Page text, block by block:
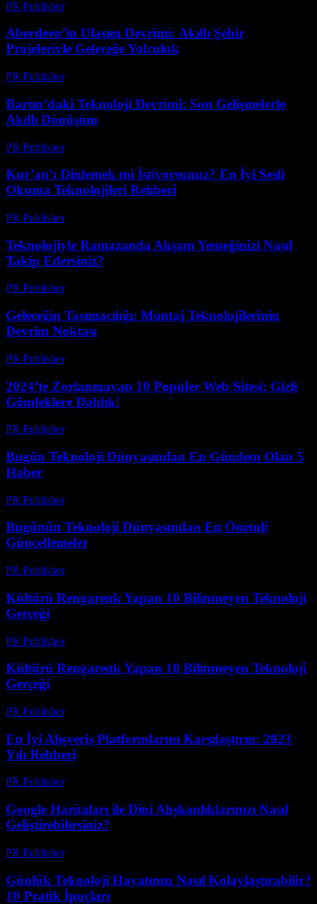
PR Publisher-
Aberdeen’in Ulaşım Devrimi: Akıllı Şehir
Projeleriyle Geleceğe Yolculuk
PR Publisher-
Bartın’daki Teknoloji Devrimi: Son Gelişmelerle
Akıllı Dönüşüm
PR Publisher-
Kur’an’ı Dinlemek mi İstiyorsunuz? En İyi Sesli
Okuma Teknolojileri Rehberi
PR Publisher-
Teknolojiyle Ramazanda Akşam Yemeğinizi Nasıl
Takip Edersiniz?
PR Publisher-
Geleceğin Taşımacılığı: Montaj Teknolojilerinin
Devrim Noktası
PR Publisher-
2024’te Zorlanmayan 10 Popüler Web Sitesi: Gizli
Gömleklere Daldık!
PR Publisher-
Bugün Teknoloji Dünyasından En Gündem Olan 5
Haber
PR Publisher-
Bugünün Teknoloji Dünyasından En Önemli
Güncellemeler
PR Publisher-
Kültürü Rengarenk Yapan 10 Bilinmeyen Teknoloji
Gerçeği
PR Publisher-
Kültürü Rengarenk Yapan 10 Bilinmeyen Teknoloji
Gerçeği
PR Publisher-
En İyi Alışveriş Platformlarını Karşılaştırın: 2023
Yılı Rehberi
PR Publisher-
Google Haritaları ile Dini Alışkanlıklarınızı Nasıl
Geliştirebilirsiniz?
PR Publisher-
Günlük Teknoloji Hayatınızı Nasıl Kolaylaştırabilir?
10 Pratik İpuçları